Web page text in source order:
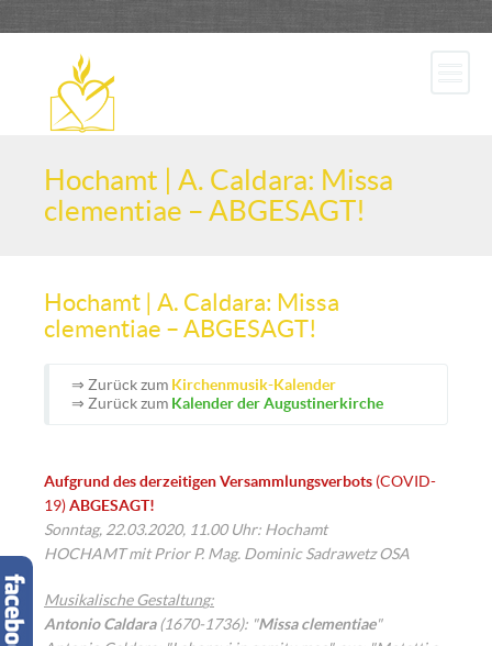
Hochamt | A. Caldara: Missa
clementiae – ABGESAGT!
Hochamt | A. Caldara: Missa
clementiae – ABGESAGT!
⇒ Zurück zum Kirchenmusik-Kalender
⇒ Zurück zum Kalender der Augustinerkirche
Aufgrund des derzeitigen Versammlungsverbots (COVID-
19)ABGESAGT!
Sonntag, 22.03.2020, 11.00 Uhr: Hochamt
HOCHAMT mit Prior P. Mag. Dominic Sadrawetz OSA
Musikalische Gestaltung:
Antonio Caldara(1670-1736): "Missa clementiae"